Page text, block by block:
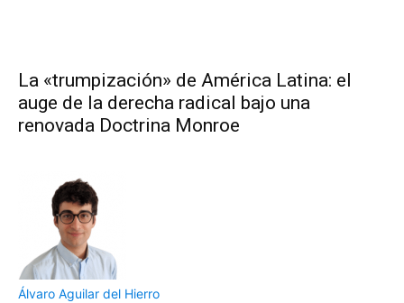
La «trumpización» de América Latina: el
auge de la derecha radical bajo una
renovada Doctrina Monroe
Álvaro Aguilar del Hierro